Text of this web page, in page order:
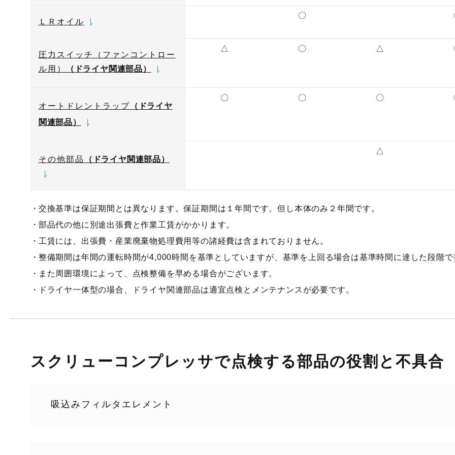
ＬＲオイル
〇
圧力スイッチ（ファンコントロー
ル用）
（ドライヤ関連部品）
△ 〇 △
オートドレントラップ （ドライヤ
関連部品）
〇 〇 〇
その他部品 （ドライヤ関連部品）
△
交換基準は保証期間とは異なります。保証期間は１年間です。但し本体のみ２年間です。
部品代の他に別途出張費と作業工賃がかかります。
工賃には、出張費・産業廃棄物処理費用等の諸経費は含まれておりません。
整備期間は年間の運転時間が4,000時間を基準としていますが、基準を上回る場合は基準時間に達した段階で
また周囲環境によって、点検整備を早める場合がございます。
ドライヤ一体型の場合、ドライヤ関連部品は適宜点検とメンテナンスが必要です。
スクリューコンプレッサで点検する部品の役割と不具合
吸込みフィルタエレメント